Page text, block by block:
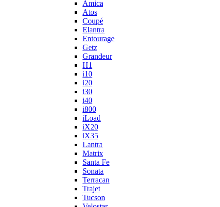
Amica
Atos
Coupé
Elantra
Entourage
Getz
Grandeur
H1
i10
i20
i30
i40
i800
iLoad
iX20
iX35
Lantra
Matrix
Santa Fe
Sonata
Terracan
Trajet
Tucson